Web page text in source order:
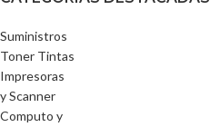
Suministros
Toner Tintas
Impresoras
y Scanner
Computo y